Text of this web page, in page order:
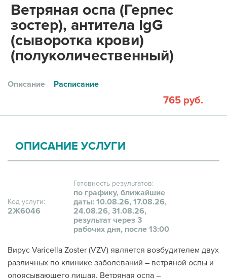
ПРАВОВАЯ ИНФОРМАЦИЯ
Ветряная оспа (Герпес
зостер), антитела IgG
(сыворотка крови)
(полуколичественный)
Описание Расписание
765 руб.
ОПИСАНИЕ УСЛУГИ
Код услуги:
2Ж6046
Готовность результатов:
по графику, ближайшие
даты: 10.08.26, 17.08.26,
24.08.26, 31.08.26,
результат через 3
рабочих дня, после 13:00
Вирус Varicella Zoster (VZV) является возбудителем двух
различных по клинике заболеваний – ветряной оспы и
опоясывающего лишая. Ветряная оспа –